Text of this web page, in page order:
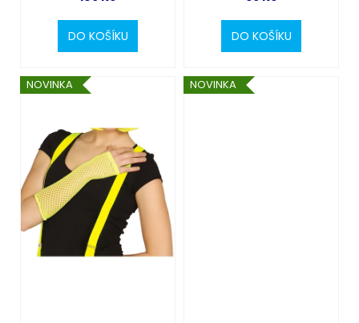
DO KOŠÍKU DO KOŠÍKU
NOVINKA NOVINKA